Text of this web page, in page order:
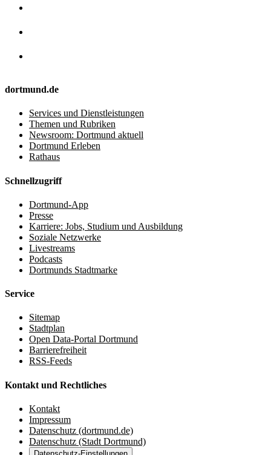
dortmund.de
Services und Dienstleistungen
Themen und Rubriken
Newsroom: Dortmund aktuell
Dortmund Erleben
Rathaus
Schnellzugriff
Dortmund-App
Presse
Karriere: Jobs, Studium und Ausbildung
Soziale Netzwerke
Livestreams
Podcasts
Dortmunds Stadtmarke
Service
Sitemap
Stadtplan
Open Data-Portal Dortmund
Barrierefreiheit
RSS-Feeds
Kontakt und Rechtliches
Kontakt
Impressum
Datenschutz (dortmund.de)
Datenschutz (Stadt Dortmund)